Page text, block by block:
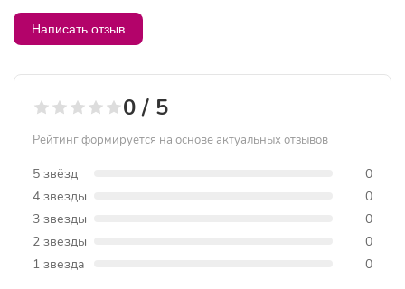
Написать отзыв
0 / 5
Рейтинг формируется на основе актуальных отзывов
5 звёзд
0
4 звезды
0
3 звезды
0
2 звезды
0
1 звезда
0